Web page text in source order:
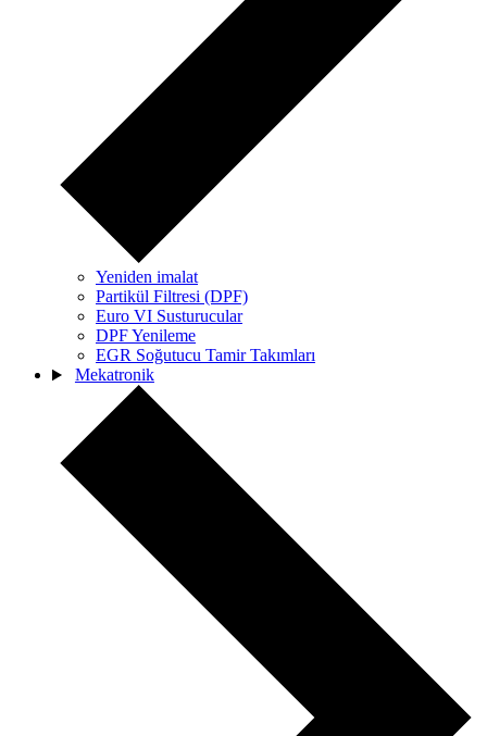
Yeniden imalat
Partikül Filtresi (DPF)
Euro VI Susturucular
DPF Yenileme
EGR Soğutucu Tamir Takımları
Mekatronik